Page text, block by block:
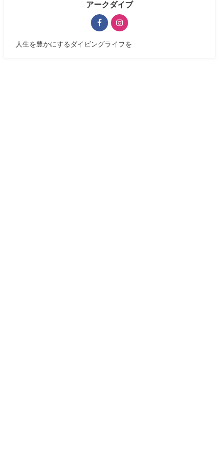
アークダイブ
人生を豊かにするダイビングライフを